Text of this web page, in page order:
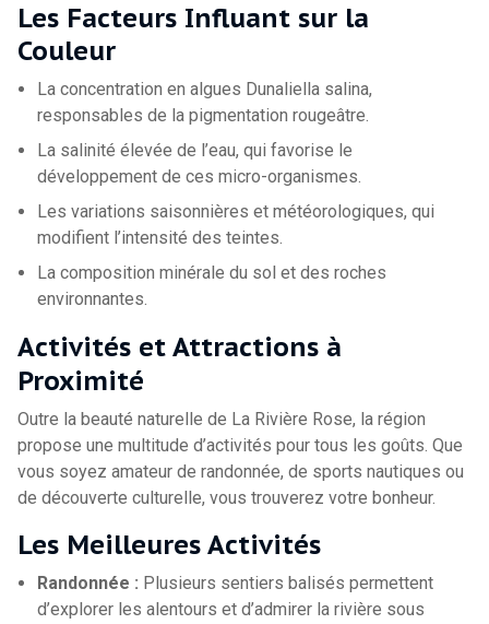
Les Facteurs Influant sur la
Couleur
La concentration en algues Dunaliella salina,
responsables de la pigmentation rougeâtre.
La salinité élevée de l’eau, qui favorise le
développement de ces micro-organismes.
Les variations saisonnières et météorologiques, qui
modifient l’intensité des teintes.
La composition minérale du sol et des roches
environnantes.
Activités et Attractions à
Proximité
Outre la beauté naturelle de La Rivière Rose, la région
propose une multitude d’activités pour tous les goûts. Que
vous soyez amateur de randonnée, de sports nautiques ou
de découverte culturelle, vous trouverez votre bonheur.
Les Meilleures Activités
Randonnée : Plusieurs sentiers balisés permettent
d’explorer les alentours et d’admirer la rivière sous